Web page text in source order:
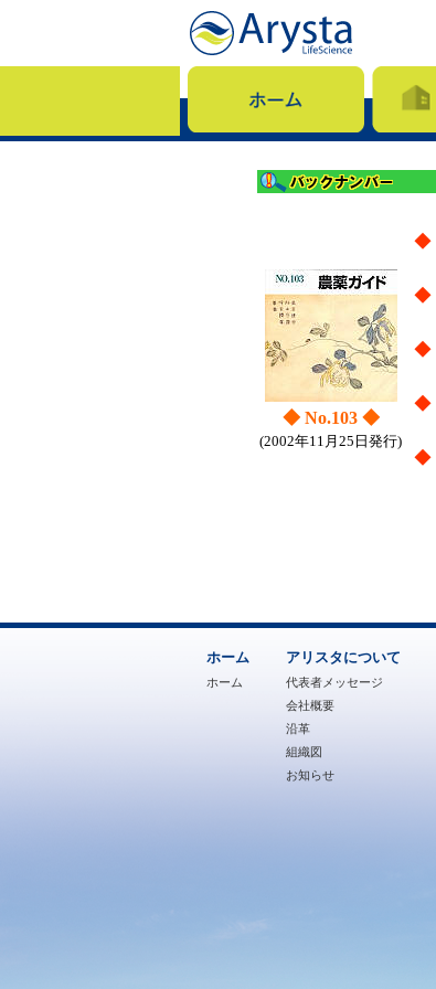
◆ No.103 ◆
(2002年11月25日発行)
◆
◆
◆
◆
◆
ホーム
ホーム
アリスタについて
代表者メッセージ
会社概要
沿革
組織図
お知らせ